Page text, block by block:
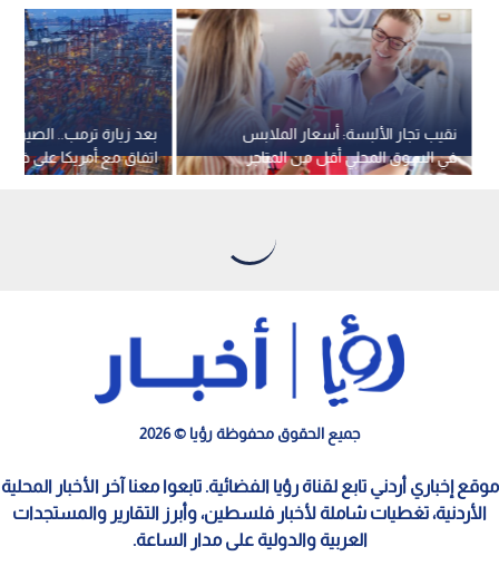
بعد زيارة ترمب.. الصين
اتفاق مع أمريكا على
الجمركية بين البلدين بـ 30 مليارا
نقيب تجار الألبسة: أسعار الملابس
في السوق المحلي أقل من المتاجر
الإلكترونية
جميع الحقوق محفوظة رؤيا © 2026
موقع إخباري أردني تابع لقناة رؤيا الفضائية. تابعوا معنا آخر الأخبار المحلية
الأردنية، تغطيات شاملة لأخبار فلسطين، وأبرز التقارير والمستجدات
العربية والدولية على مدار الساعة.